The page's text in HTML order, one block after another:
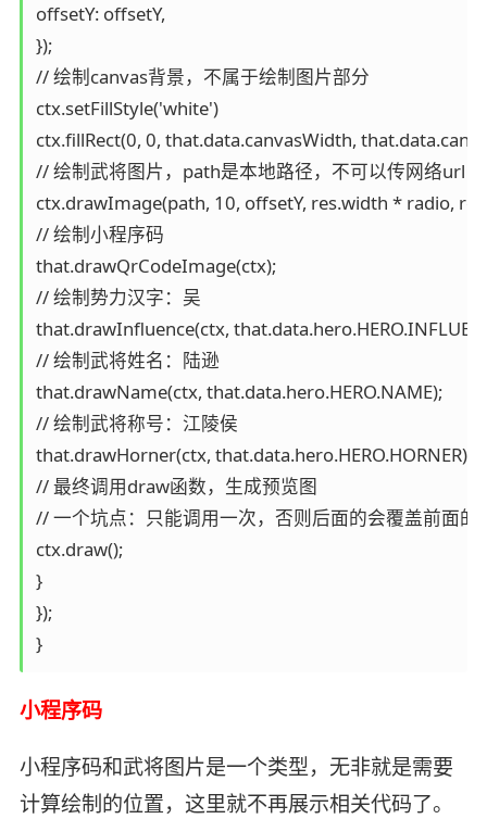
offsetY: offsetY,
});
// 绘制canvas背景，不属于绘制图片部分
ctx.setFillStyle('white')
ctx.fillRect(0, 0, that.data.canvasWidth,
// 绘制武将图片，path是本地路径，不可以传网络url
ctx.drawImage(path, 10, offsetY, res.width * radio,
// 绘制小程序码
that.drawQrCodeImage(ctx);
// 绘制势力汉字：吴
that.drawInfluence(ctx,
// 绘制武将姓名：陆逊
that.drawName(ctx, that.data.hero.HERO.NAME);
// 绘制武将称号：江陵侯
that.drawHorner(ctx, that.data.hero.HERO.HORNER);
// 最终调用draw函数，生成预览图
// 一个坑点：只能调用一次，否则后面的会覆盖前面的
ctx.draw();
}
});
}
小程序码
小程序码和武将图片是一个类型，无非就是需要
计算绘制的位置，这里就不再展示相关代码了。